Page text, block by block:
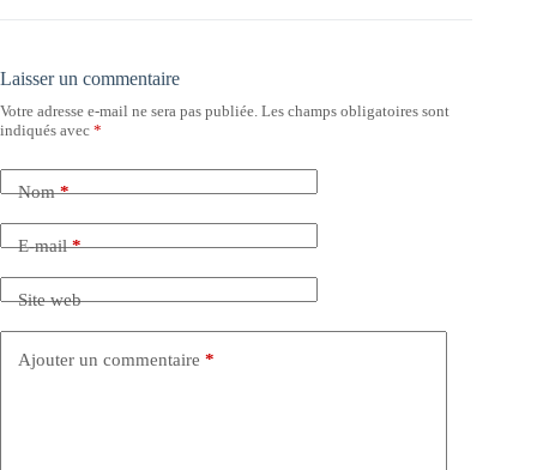
Laisser un commentaire
Votre adresse e-mail ne sera pas publiée. Les champs obligatoires sont
indiqués avec *
Nom*
E-mail*
Site web
Ajouter un commentaire *